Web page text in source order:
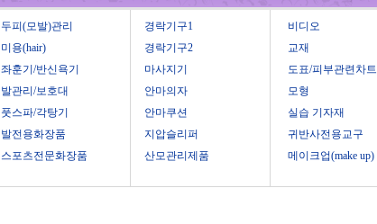
두피(모발)관리
미용(hair)
좌훈기/반신욕기
발관리/보호대
풋스파/각탕기
발전용화장품
스포츠전문화장품
경락기구1
경락기구2
마사지기
안마의자
안마쿠션
지압슬리퍼
산모관리제품
비디오
교재
도표/피부관련차트
모형
실습 기자재
귀반사전용교구
메이크업(make up)